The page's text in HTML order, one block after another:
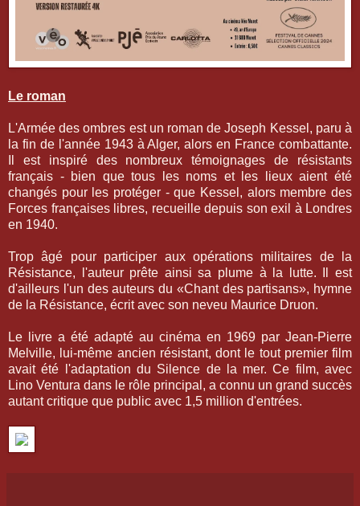
Le roman
L'Armée des ombres est un roman de Joseph Kessel, paru à
la fin de l'année 1943 à Alger, alors en France combattante.
Il est inspiré des nombreux témoignages de résistants
français - bien que tous les noms et les lieux aient été
changés pour les protéger - que Kessel, alors membre des
Forces françaises libres, recueille depuis son exil à Londres
en 1940.
Trop âgé pour participer aux opérations militaires de la
Résistance, l'auteur prête ainsi sa plume à la lutte. Il est
d'ailleurs l'un des auteurs du «Chant des partisans», hymne
de la Résistance, écrit avec son neveu Maurice Druon.
Le livre a été adapté au cinéma en 1969 par Jean-Pierre
Melville, lui-même ancien résistant, dont le tout premier film
avait été l'adaptation du Silence de la mer. Ce film, avec
Lino Ventura dans le rôle principal, a connu un grand succès
autant critique que public avec 1,5 million d'entrées.